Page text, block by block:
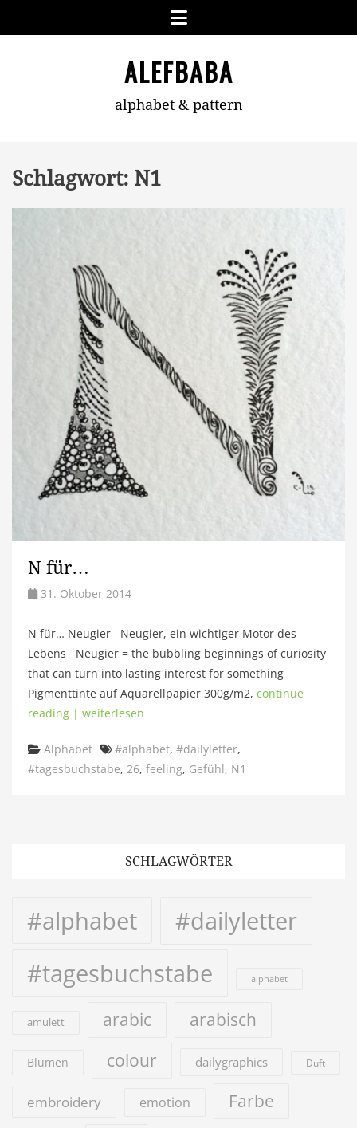
Menu
ALEFBABA
alphabet & pattern
Schlagwort: N1
N für…
31. Oktober 2014
N für… Neugier Neugier, ein wichtiger Motor des
Lebens Neugier = the bubbling beginnings of curiosity
that can turn into lasting interest for something
Pigmenttinte auf Aquarellpapier 300g/m2, continue
reading | weiterlesen
Categories
Alphabet Tags
#alphabet, #dailyletter,
#tagesbuchstabe, 26, feeling, Gefühl, N1
SCHLAGWÖRTER
#alphabet
#dailyletter
#tagesbuchstabe
alphabet
amulett arabic arabisch
Blumen colour dailygraphics Duft
embroidery emotion Farbe